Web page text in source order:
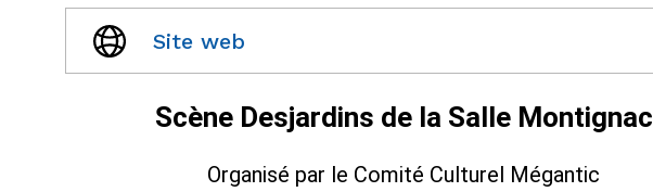
Site web
Scène Desjardins de la Salle Montignac
Organisé par le Comité Culturel Mégantic